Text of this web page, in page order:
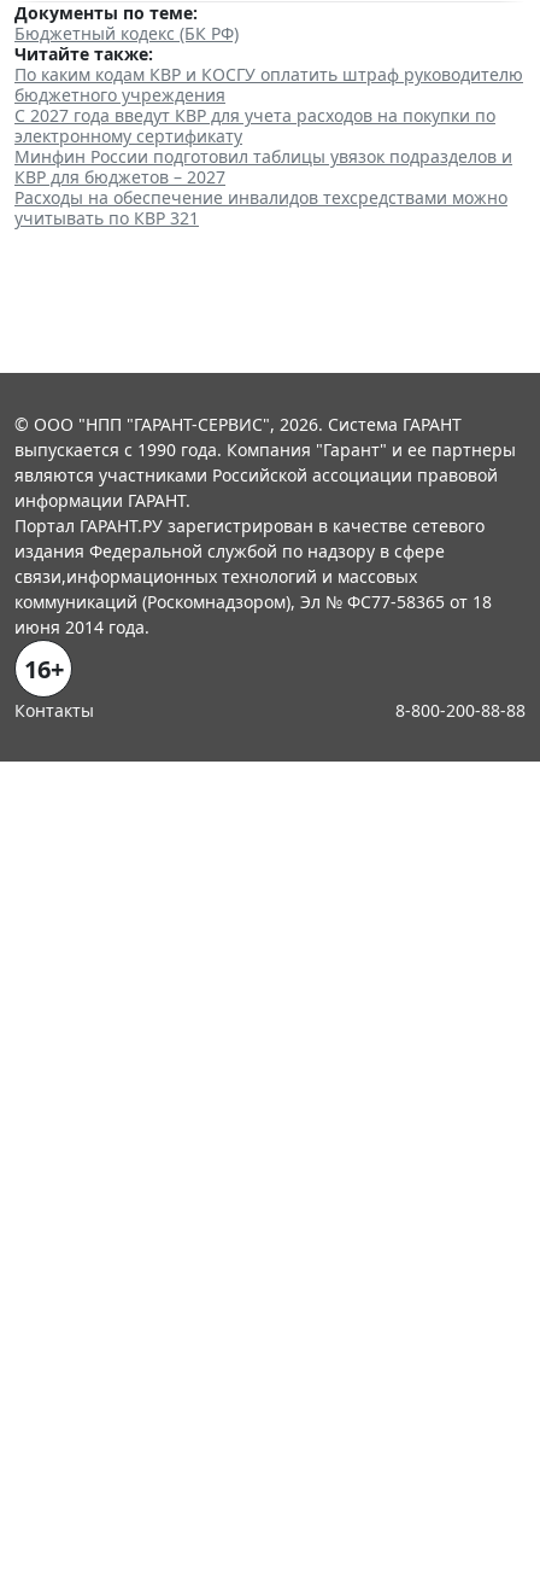
Документы по теме:
Бюджетный кодекс (БК РФ)
Читайте также:
По каким кодам КВР и КОСГУ оплатить штраф руководителю
бюджетного учреждения
С 2027 года введут КВР для учета расходов на покупки по
электронному сертификату
Минфин России подготовил таблицы увязок подразделов и
КВР для бюджетов – 2027
Расходы на обеспечение инвалидов техсредствами можно
учитывать по КВР 321
© ООО "НПП "ГАРАНТ-СЕРВИС", 2026. Система ГАРАНТ
выпускается с 1990 года. Компания "Гарант" и ее партнеры
являются участниками Российской ассоциации правовой
информации ГАРАНТ.
Портал ГАРАНТ.РУ зарегистрирован в качестве сетевого
издания Федеральной службой по надзору в сфере
связи,информационных технологий и массовых
коммуникаций (Роскомнадзором), Эл № ФС77-58365 от 18
июня 2014 года.
16+
Контакты 8-800-200-88-88